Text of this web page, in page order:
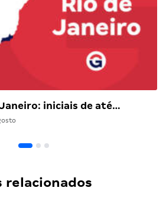
iniciais de até…
relacionados